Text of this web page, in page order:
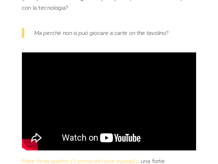
con la tecnologia?
Ma perchè non si può giocare a carte on the tavolino?
Mare forza quattro (il primo dei due episodi): una forte